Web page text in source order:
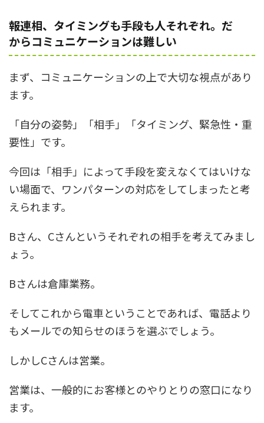
報連相、タイミングも手段も人それぞれ。だ
からコミュニケーションは難しい
まず、コミュニケーションの上で大切な視点があり
ます。
「自分の姿勢」「相手」「タイミング、緊急性・重
要性」です。
今回は「相手」によって手段を変えなくてはいけな
い場面で、ワンパターンの対応をしてしまったと考
えられます。
Bさん、Cさんというそれぞれの相手を考えてみまし
ょう。
Bさんは倉庫業務。
そしてこれから電車ということであれば、電話より
もメールでの知らせのほうを選ぶでしょう。
しかしCさんは営業。
営業は、一般的にお客様とのやりとりの窓口になり
ます。